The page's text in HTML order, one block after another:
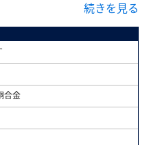
よりご連絡ください
い
続きを見る
合金
（無料）
録となるまで、数日間かかる場合